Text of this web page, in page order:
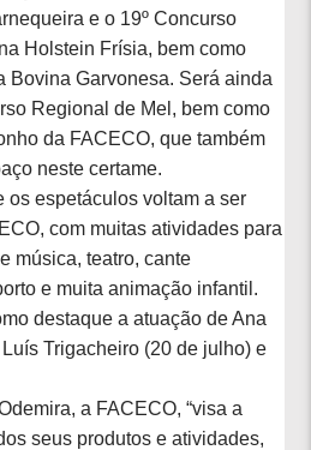
e o 19º Concurso
Holstein Frísia, bem como
Bovina Garvonesa. Será ainda
Regional de Mel, bem como
da FACECO, que também
neste certame.
os espetáculos voltam a ser
com muitas atividades para
música, teatro, cante
e muita animação infantil.
destaque a atuação de Ana
Trigacheiro (20 de julho) e
a FACECO, “visa a
seus produtos e atividades,